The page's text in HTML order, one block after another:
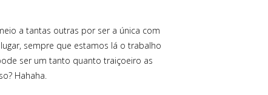
a tantas outras por ser a única com
sempre que estamos lá o trabalho
ser um tanto quanto traiçoeiro as
Hahaha.